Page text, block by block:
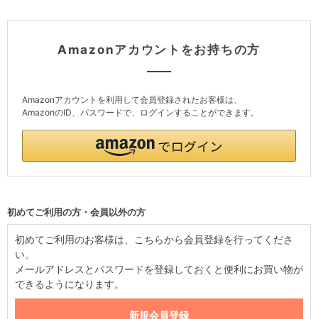
Amazonアカウントをお持ちの方
Amazonアカウントを利用して会員登録されたお客様は、
AmazonのID、パスワードで、ログインすることができます。
初めてご利用の方・会員以外の方
初めてご利用のお客様は、こちらから会員登録を行ってくださ
い。
メールアドレスとパスワードを登録しておくと便利にお買い物が
できるようになります。